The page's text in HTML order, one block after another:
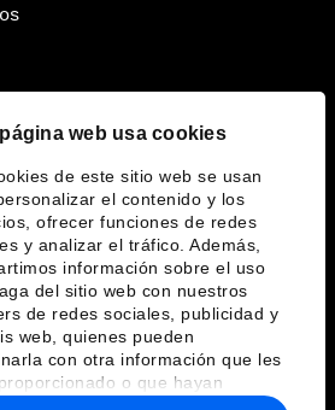
web usa cookies
de este sitio web se usan
el contenido y los
ofrecer funciones de redes
y analizar el tráfico. Además,
información sobre el uso
del sitio web con nuestros
de redes sociales, publicidad y
web, quienes pueden
con otra información que les
o que hayan
a partir del uso que haya
Foro
idiomas